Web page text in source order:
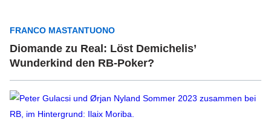
FRANCO MASTANTUONO
Diomande zu Real: Löst Demichelis’
Wunderkind den RB-Poker?